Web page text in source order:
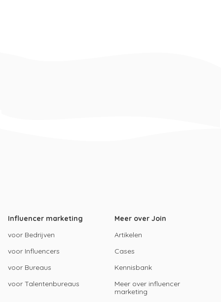
Influencer marketing
voor Bedrijven
voor Influencers
voor Bureaus
voor Talentenbureaus
Meer over Join
Artikelen
Cases
Kennisbank
Meer over influencer
marketing